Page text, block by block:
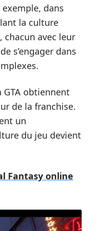
dans
la culture
avec leur
s’engager dans
GTA obtiennent
de la franchise.
un
du jeu devient
Fantasy online